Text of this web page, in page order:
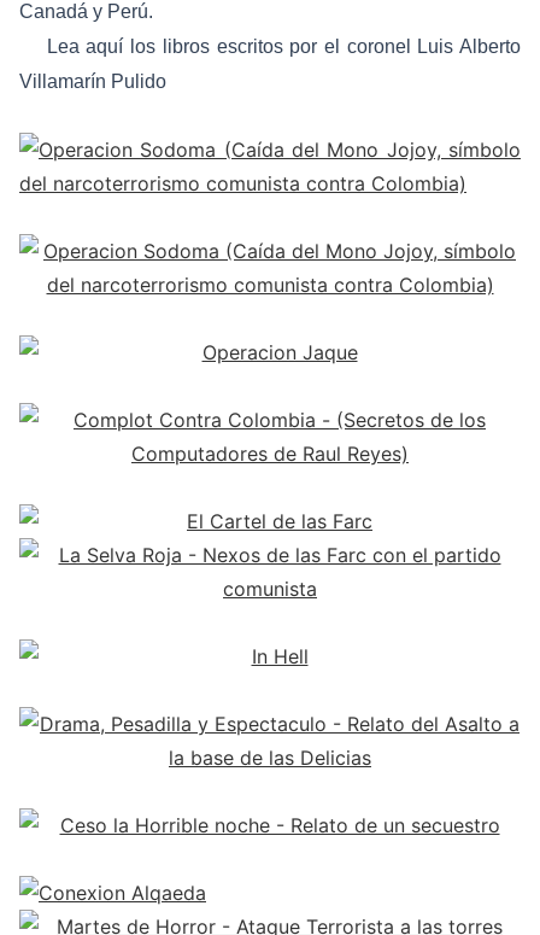
Canadá y Perú.
Leaaquí los libros escritos por el coronel Luis Alberto
Villamarín Pulido